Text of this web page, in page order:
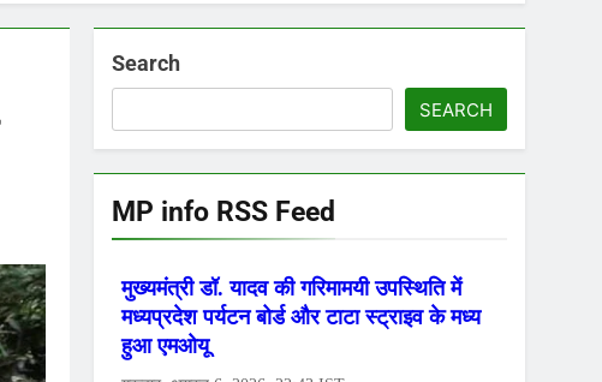
Search
SEARCH
MP info RSS Feed